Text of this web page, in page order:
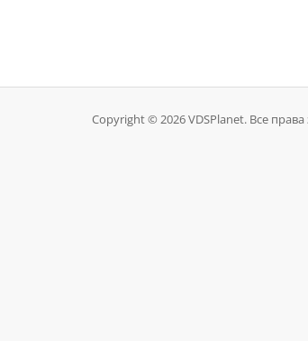
Copyright © 2026 VDSPlanet. Все